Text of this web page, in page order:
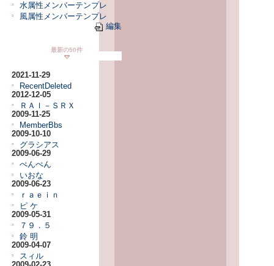
水属性メンバーテンプレ
風属性メンバーテンプレ
編集
最新の50件
2021-11-29
RecentDeleted
2012-12-05
ＲＡＩ－ＳＲＸ
2009-11-25
MemberBbs
2009-10-10
グラシアス
2009-06-29
ぺんぺん
いおな
2009-06-23
ｒａｅｉｎ
ピ ケ
2009-05-31
７９．５
鈴 明
2009-04-07
スィル